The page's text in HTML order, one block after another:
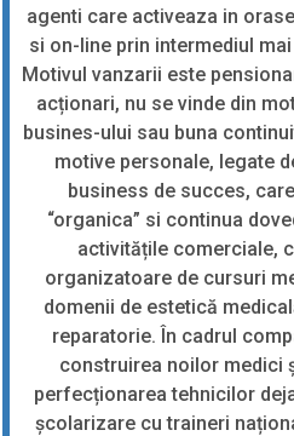
agenti care activeaza in
si on-line prin intermediul
Motivul vanzarii este
acționari, nu se vinde din
busines-ului sau buna
motive personale, legate
business de succes,
“organica” si continua
activitățile comerciale,
organizatoare de cursuri
domenii de estetică
reparatorie. În cadrul
construirea noilor medici
perfecționarea tehnicilor
școlarizare cu traineri